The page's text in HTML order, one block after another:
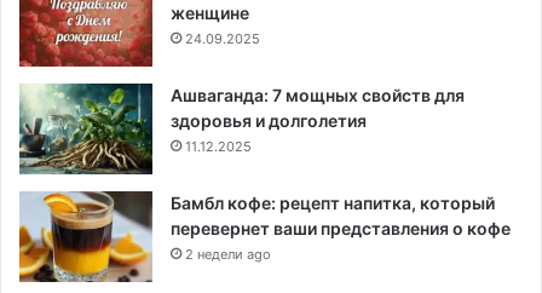
женщине
24.09.2025
Ашваганда: 7 мощных свойств для
здоровья и долголетия
11.12.2025
Бамбл кофе: рецепт напитка, который
перевернет ваши представления о кофе
2 недели ago